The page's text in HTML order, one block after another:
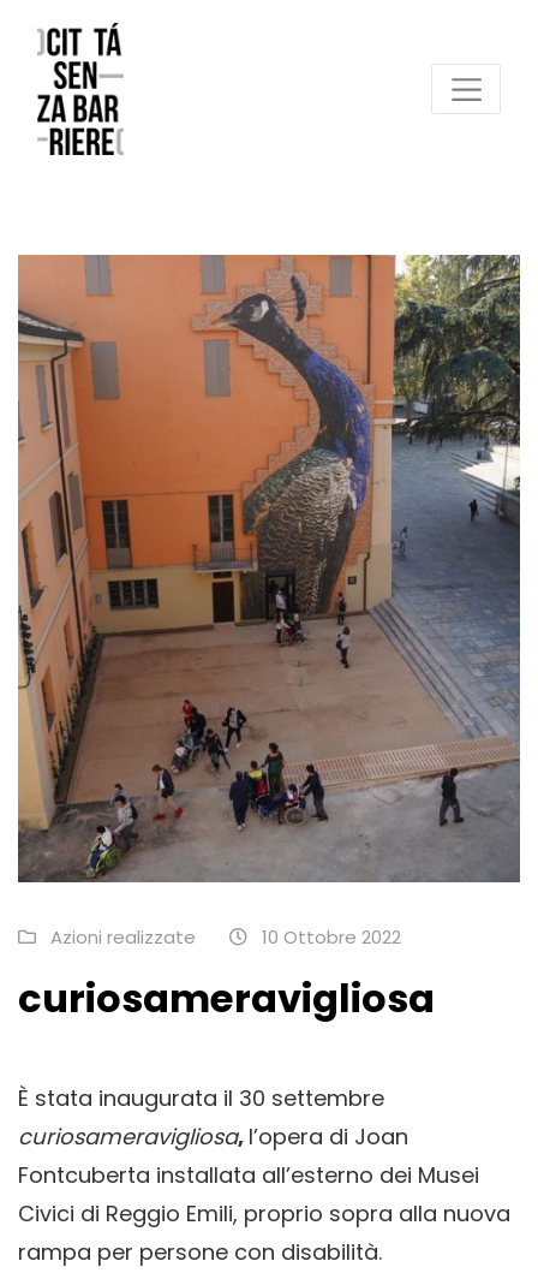
Reggio Emilia Città senza barriere
Azioni realizzate 10 Ottobre 2022
curiosameravigliosa
È stata inaugurata il 30 settembre
curiosameravigliosa, l’opera di Joan
Fontcuberta installata all’esterno dei Musei
Civici di Reggio Emili, proprio sopra alla nuova
rampa per persone con disabilità.